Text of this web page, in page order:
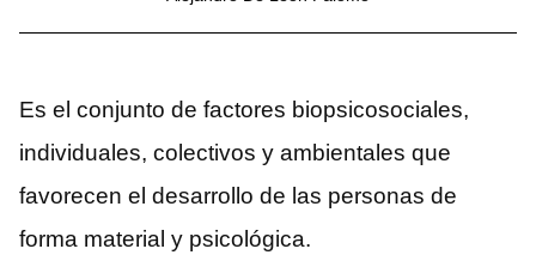
Es el conjunto de factores biopsicosociales,
individuales, colectivos y ambientales que
favorecen el desarrollo de las personas de
forma material y psicológica.